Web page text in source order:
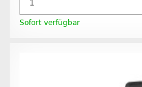
Sofort verfügbar